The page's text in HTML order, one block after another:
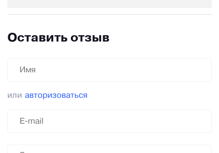
Оставить отзыв
или авторизоваться